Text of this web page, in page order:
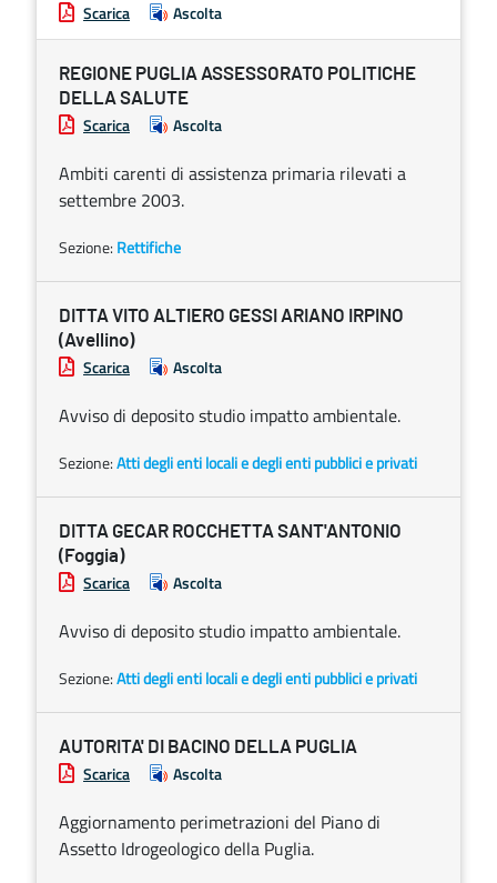
Scarica Ascolta
REGIONE PUGLIA ASSESSORATO POLITICHE
DELLA SALUTE
Scarica Ascolta
Ambiti carenti di assistenza primaria rilevati a
settembre 2003.
Sezione: Rettifiche
DITTA VITO ALTIERO GESSI ARIANO IRPINO
(Avellino)
Scarica Ascolta
Avviso di deposito studio impatto ambientale.
Sezione:Atti degli enti locali e degli enti pubblici e privati
DITTA GECAR ROCCHETTA SANT'ANTONIO
(Foggia)
Scarica Ascolta
Avviso di deposito studio impatto ambientale.
Sezione:Atti degli enti locali e degli enti pubblici e privati
AUTORITA' DI BACINO DELLA PUGLIA
Scarica Ascolta
Aggiornamento perimetrazioni del Piano di
Assetto Idrogeologico della Puglia.